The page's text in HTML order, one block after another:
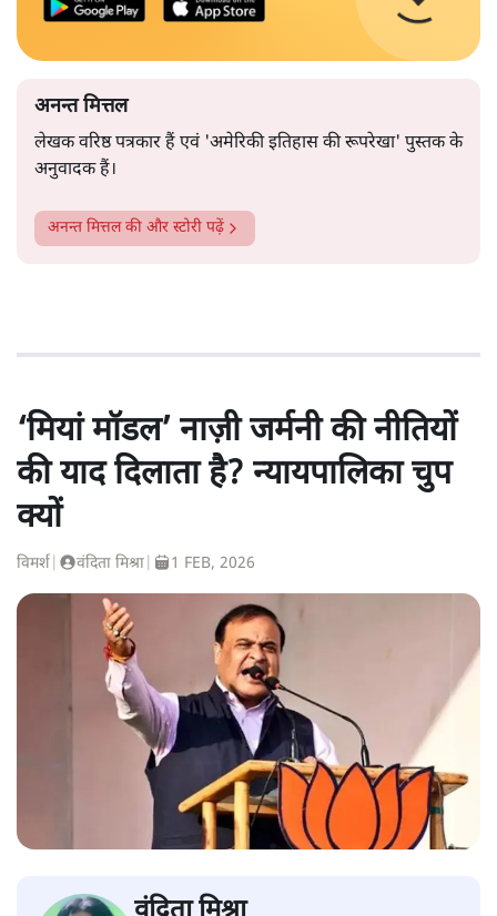
अनन्त मित्तल
लेखक वरिष्ठ पत्रकार हैं एवं 'अमेरिकी इतिहास की रूपरेखा' पुस्तक के
अनुवादक हैं।
अनन्त मित्तलकी और स्टोरी पढ़ें
‘मियां मॉडल’ नाज़ी जर्मनी की नीतियों
की याद दिलाता है? न्यायपालिका चुप
क्यों
विमर्श वंदिता मिश्रा 1 FEB, 2026